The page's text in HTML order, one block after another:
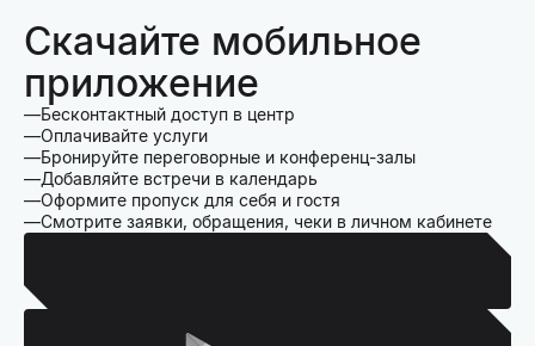
Скачайте мобильное
приложение
Бесконтактный доступ в центр
Оплачивайте услуги
Бронируйте переговорные и конференц-залы
Добавляйте встречи в календарь
Оформите пропуск для себя и гостя
Смотрите заявки, обращения, чеки в личном кабинете